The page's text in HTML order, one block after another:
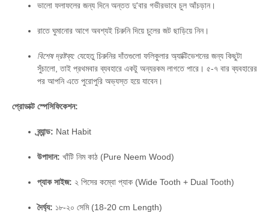
ভালো ফলাফলের জন্য দিনে অন্তত দু'বার গভীরভাবে চুল আঁচড়ান।
রাতে ঘুমানোর আগে অবশ্যই চিরুনি দিয়ে চুলের জট ছাড়িয়ে নিন।
বিশেষ দ্রষ্টব্য: যেহেতু চিরুনির দাঁতগুলো ফলিকুলার অ্যাক্টিভেশনের জন্য কিছুটা
সুঁচালো, তাই প্রথমবার ব্যবহারে একটু অন্যরকম লাগতে পারে। ৫-৭ বার ব্যবহারের
পর আপনি এতে পুরোপুরি অভ্যস্ত হয়ে যাবেন।
প্রোডাক্ট স্পেসিফিকেশন:
ব্র্যান্ড: Nat Habit
উপাদান: খাঁটি নিম কাঠ (Pure Neem Wood)
প্যাক সাইজ: ২ পিসের কম্বো প্যাক (Wide Tooth + Dual Tooth)
দৈর্ঘ্য: ১৮-২০ সেমি (18-20 cm Length)